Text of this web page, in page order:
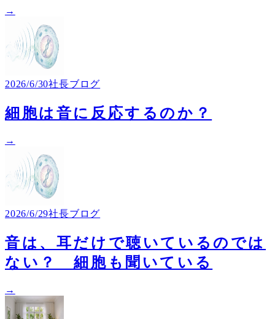
→
2026/6/30社長ブログ
細胞は音に反応するのか？
→
2026/6/29社長ブログ
音は、耳だけで聴いているのでは
ない？ 細胞も聞いている
→